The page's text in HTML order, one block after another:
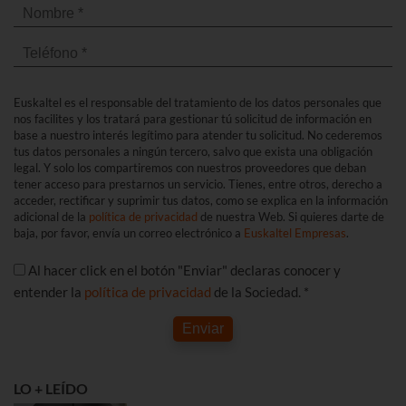
Euskaltel es el responsable del tratamiento de los datos personales que
nos facilites y los tratará para gestionar tú solicitud de información en
base a nuestro interés legítimo para atender tu solicitud. No cederemos
tus datos personales a ningún tercero, salvo que exista una obligación
legal. Y solo los compartiremos con nuestros proveedores que deban
tener acceso para prestarnos un servicio. Tienes, entre otros, derecho a
acceder, rectificar y suprimir tus datos, como se explica en la información
adicional de la política de privacidad de nuestra Web. Si quieres darte de
baja, por favor, envía un correo electrónico a Euskaltel Empresas.
Al hacer click en el botón "Enviar" declaras conocer y
entender la política de privacidad de la Sociedad. *
Enviar
LO + LEÍDO